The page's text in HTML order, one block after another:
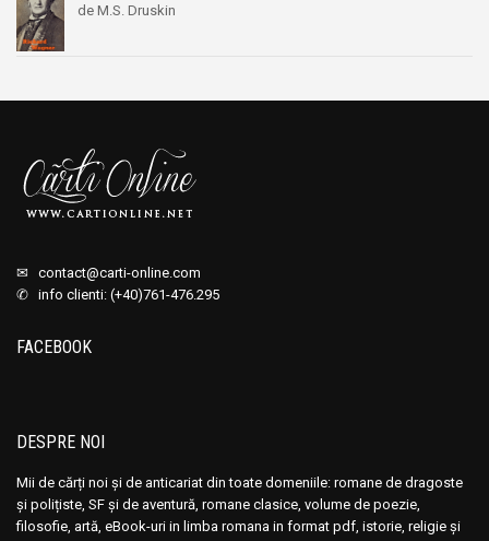
de M.S. Druskin
✉ contact@carti-online.com
✆ info clienti: (+40)761-476.295
FACEBOOK
DESPRE NOI
Mii de cărți noi și de anticariat din toate domeniile: romane de dragoste
și polițiste, SF și de aventură, romane clasice, volume de poezie,
filosofie, artă, eBook-uri in limba romana in format pdf, istorie, religie și